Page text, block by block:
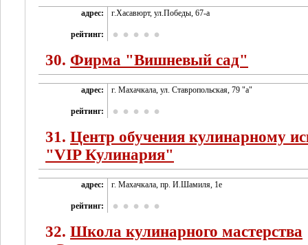
адрес: г.Хасавюрт, ул.Победы, 67-а
рейтинг:
30. Фирма "Вишневый сад"
адрес: г. Махачкала, ул. Ставропольская, 79 "а"
рейтинг:
31. Центр обучения кулинарному
"VIP Кулинария"
адрес: г. Махачкала, пр. И.Шамиля, 1е
рейтинг:
32. Школа кулинарного мастерства